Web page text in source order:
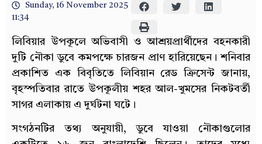
Sunday, 16 November 2025
11:34
লিবিয়ার উপকূলে অভিবাসী ও আশ্রয়প্রার্থীদের বহনকারী
দুটি নৌকা ডুবে কমপক্ষে চারজন প্রাণ হারিয়েছেন। শনিবার
প্রকাশিত এক বিবৃতিতে লিবিয়ান রেড ক্রিসেন্ট জানায়,
বৃহস্পতিবার রাতে উপকূলীয় শহর আল-খুমসের নিকটবর্তী
সাগর এলাকায় এ দুর্ঘটনা ঘটে।
সংগঠনটির তথ্য অনুযায়ী, ডুবে যাওয়া নৌকাগুলোর